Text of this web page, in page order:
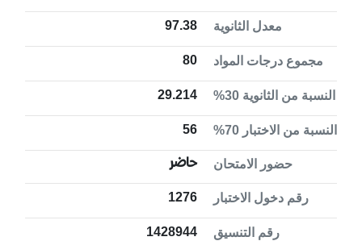
معدل الثانوية 97.38
مجموع درجات المواد 80
النسبة من الثانوية 30% 29.214
النسبة من الاختبار 70% 56
حضور الامتحان حاضر
رقم دخول الاختبار 1276
رقم التنسيق 1428944